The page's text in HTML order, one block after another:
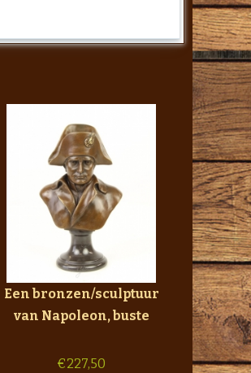
Een bronzen/sculptuur
van Napoleon, buste
€227,50